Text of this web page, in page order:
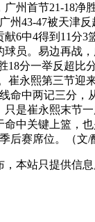
州首节21-18净
州43-47被天津
6中4得到11分3
球员。易边再战
18分一举反超比
崔永熙第三节迎
命中两记三分，
只是崔永熙末节
命中关键上篮，
后赛席位。（文/
本站只提供信